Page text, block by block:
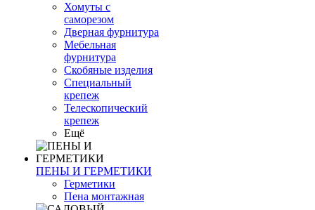
Хомуты с
саморезом
Дверная фурнитура
Мебельная
фурнитура
Скобяные изделия
Специальный
крепеж
Телескопический
крепеж
Ещё
ПЕНЫ И ГЕРМЕТИКИ
Герметики
Пена монтажная